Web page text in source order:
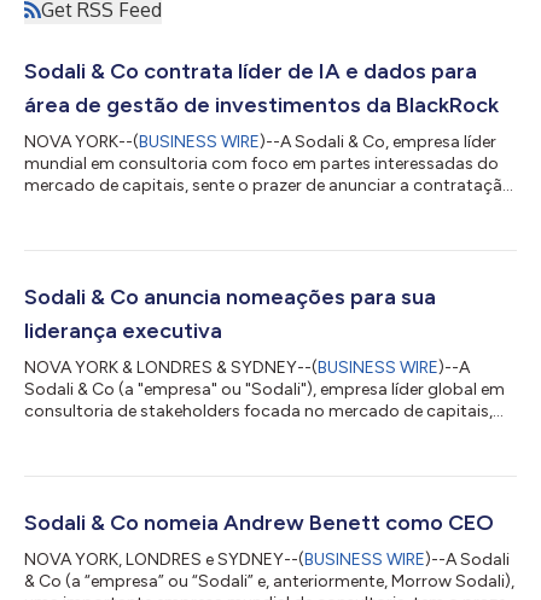
Get RSS Feed
Sodali & Co contrata líder de IA e dados para
área de gestão de investimentos da BlackRock
NOVA YORK--(BUSINESS WIRE)--A Sodali & Co, empresa líder
mundial em consultoria com foco em partes interessadas do
mercado de capitais, sente o prazer de anunciar a contratação
Diretor de Análise de Dados da equipe de Gestão de
mundial de IA e análise de dados da Sodali e incorporar
Sodali & Co anuncia nomeações para sua
liderança executiva
NOVA YORK & LONDRES & SYDNEY--(BUSINESS WIRE)--A
Sodali & Co (a "empresa" ou "Sodali"), empresa líder global em
consultoria de stakeholders focada no mercado de capitais,
Benett. Esses novos cargos de liderança fortalecerão a
constante evolução de seus clientes, oferecendo um conjunto
Sodali & Co nomeia Andrew Benett como CEO
NOVA YORK, LONDRES e SYDNEY--(BUSINESS WIRE)--A Sodali
& Co (a “empresa” ou “Sodali” e, anteriormente, Morrow Sodali),